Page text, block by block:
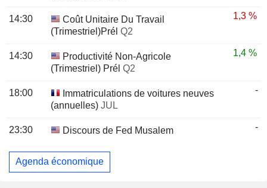
14:30
Coût Unitaire Du Travail
(Trimestriel)Prél Q2
1,3 %
14:30
Productivité Non-Agricole
(Trimestriel) Prél Q2
1,4 %
18:00
Immatriculations de voitures neuves
(annuelles) JUL
-
23:30 Discours de Fed Musalem -
Agenda économique